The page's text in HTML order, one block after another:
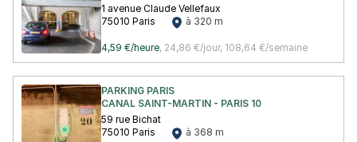
1 avenue Claude Vellefaux
75010 Paris
à 320 m
4,59 €/heure, 24,86 €/jour, 108,64 €/semaine
PARKING PARIS
CANAL SAINT-MARTIN - PARIS 10
59 rue Bichat
75010 Paris
à 368 m